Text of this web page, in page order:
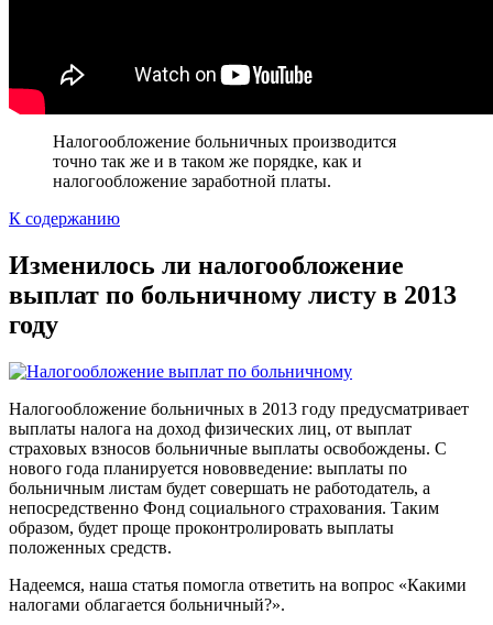
Налогообложение больничных производится
точно так же и в таком же порядке, как и
налогообложение заработной платы.
К содержанию
Изменилось ли налогообложение
выплат по больничному листу в 2013
году
Налогообложение больничных в 2013 году предусматривает
выплаты налога на доход физических лиц, от выплат
страховых взносов больничные выплаты освобождены. С
нового года планируется нововведение: выплаты по
больничным листам будет совершать не работодатель, а
непосредственно Фонд социального страхования. Таким
образом, будет проще проконтролировать выплаты
положенных средств.
Надеемся, наша статья помогла ответить на вопрос «Какими
налогами облагается больничный?».